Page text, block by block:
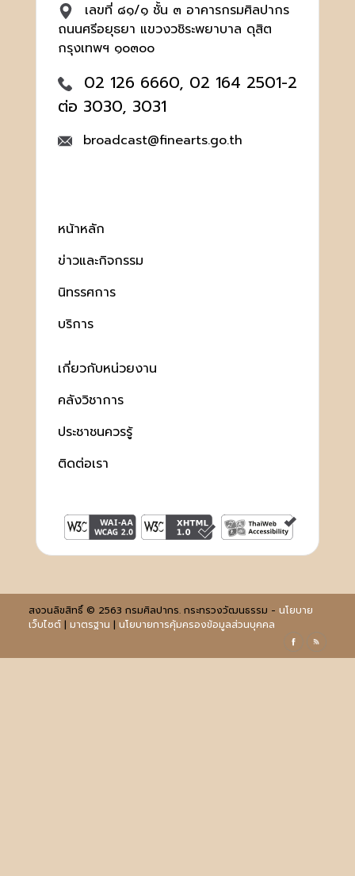
เลขที่ ๘๑/๑ ชั้น ๓ อาคารกรมศิลปากร
ถนนศรีอยุธยา แขวงวชิระพยาบาล ดุสิต
กรุงเทพฯ ๑๐๓๐๐
02 126 6660, 02 164 2501-2
ต่อ 3030, 3031
broadcast@finearts.go.th
หน้าหลัก
ข่าวและกิจกรรม
นิทรรศการ
บริการ
เกี่ยวกับหน่วยงาน
คลังวิชาการ
ประชาชนควรรู้
ติดต่อเรา
สงวนลิขสิทธิ์ © 2563 กรมศิลปากร. กระทรวงวัฒนธรรม - นโยบาย
เว็บไซต์| มาตรฐาน | นโยบายการคุ้มครองข้อมูลส่วนบุคคล